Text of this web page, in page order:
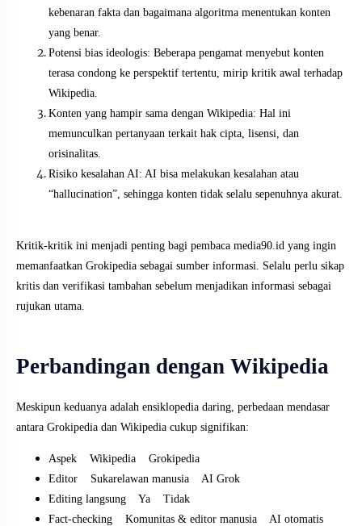
kebenaran fakta dan bagaimana algoritma menentukan konten
yang benar.
Potensi bias ideologis: Beberapa pengamat menyebut konten
terasa condong ke perspektif tertentu, mirip kritik awal terhadap
Wikipedia.
Konten yang hampir sama dengan Wikipedia: Hal ini
memunculkan pertanyaan terkait hak cipta, lisensi, dan
orisinalitas.
Risiko kesalahan AI: AI bisa melakukan kesalahan atau
“hallucination”, sehingga konten tidak selalu sepenuhnya akurat.
Kritik-kritik ini menjadi penting bagi pembaca media90.id yang ingin
memanfaatkan Grokipedia sebagai sumber informasi. Selalu perlu sikap
kritis dan verifikasi tambahan sebelum menjadikan informasi sebagai
rujukan utama.
Perbandingan dengan Wikipedia
Meskipun keduanya adalah ensiklopedia daring, perbedaan mendasar
antara Grokipedia dan Wikipedia cukup signifikan:
Aspek Wikipedia Grokipedia
Editor Sukarelawan manusia AI Grok
Editing langsung Ya Tidak
Fact-checking Komunitas & editor manusia AI otomatis